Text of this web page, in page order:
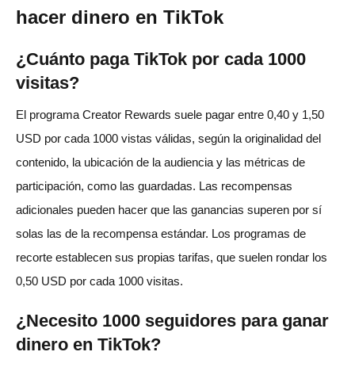
hacer dinero en TikTok
¿Cuánto paga TikTok por cada 1000
visitas?
El programa Creator Rewards suele pagar entre 0,40 y 1,50
USD por cada 1000 vistas válidas, según la originalidad del
contenido, la ubicación de la audiencia y las métricas de
participación, como las guardadas. Las recompensas
adicionales pueden hacer que las ganancias superen por sí
solas las de la recompensa estándar. Los programas de
recorte establecen sus propias tarifas, que suelen rondar los
0,50 USD por cada 1000 visitas.
¿Necesito 1000 seguidores para ganar
dinero en TikTok?